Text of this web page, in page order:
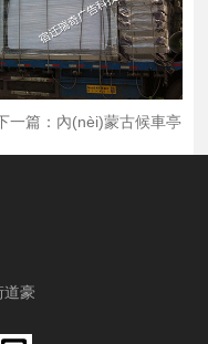
一篇：內(nèi)蒙古候車亭
道豪